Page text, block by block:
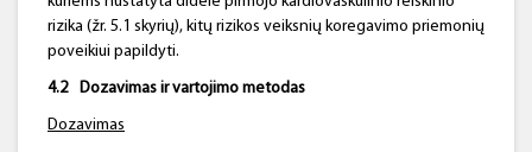
rizika (žr. 5.1 skyrių), kitų rizikos veiksnių koregavimo priemonių
poveikiui papildyti.
4.2 Dozavimas ir vartojimo metodas
Dozavimas